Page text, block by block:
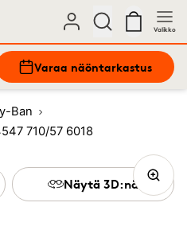
Valikko
Varaa näöntarkastus
Ban
710/57 6018
Näytä 3D:nä